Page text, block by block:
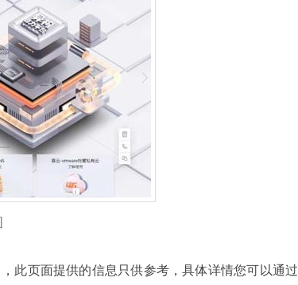
此页面提供的信息只供参考，具体详情您可以通过